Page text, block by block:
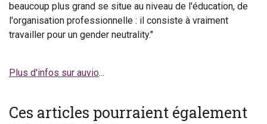
beaucoup plus grand se situe au niveau de l'éducation, de
l'organisation professionnelle : il consiste à vraiment
travailler pour un gender neutrality."
Plus d'infos sur auvio...
Ces articles pourraient également